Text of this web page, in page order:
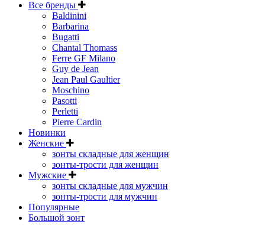
Все бренды
Baldinini
Barbarina
Bugatti
Chantal Thomass
Ferre GF Milano
Guy de Jean
Jean Paul Gaultier
Moschino
Pasotti
Perletti
Pierre Cardin
Новинки
Женские
зонты складные для женщин
зонты-трости для женщин
Мужские
зонты складные для мужчин
зонты-трости для мужчин
Популярные
Большой зонт